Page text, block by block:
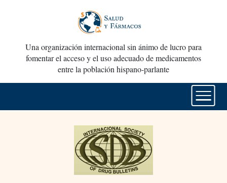
Una organización internacional sin ánimo de lucro para
fomentar el acceso y el uso adecuado de medicamentos
entre la población hispano-parlante